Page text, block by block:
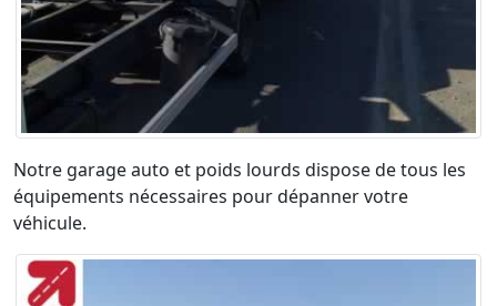
Notre garage auto et poids lourds dispose de tous les
équipements nécessaires pour dépanner votre
véhicule.